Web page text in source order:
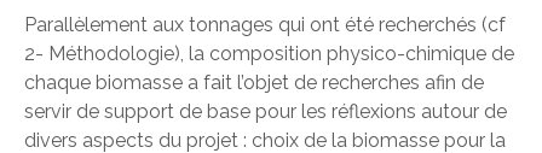
Parallèlement aux tonnages qui ont été recherchés (cf
2- Méthodologie), la composition physico-chimique de
chaque biomasse a fait l’objet de recherches afin de
servir de support de base pour les réflexions autour de
divers aspects du projet : choix de la biomasse pour la